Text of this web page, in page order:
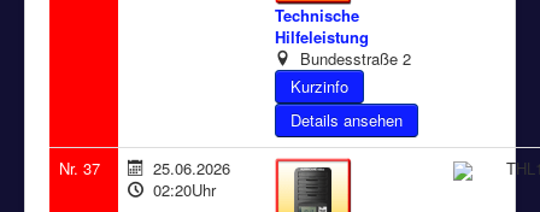
Technische
Hilfeleistung
Bundesstraße 2
Details ansehen
Nr. 37
25.06.2026
02:20Uhr